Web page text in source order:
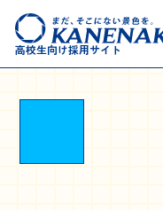
高校生向け採用サイト